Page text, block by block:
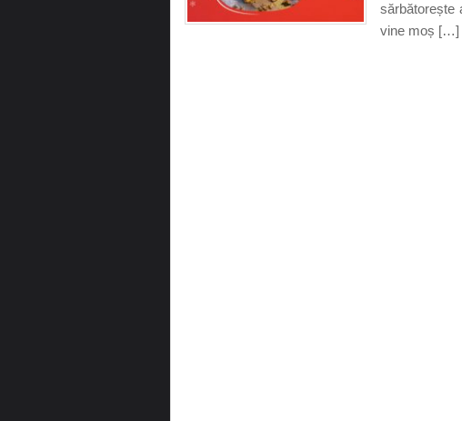
sărbătorește
vine moș […]